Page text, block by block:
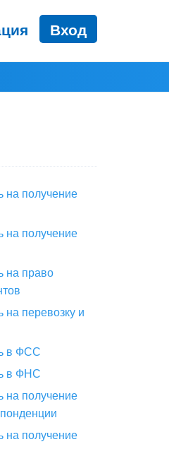
Вход
на получение
на получение
на право
на перевозку и
в ФСС
в ФНС
на получение
на получение